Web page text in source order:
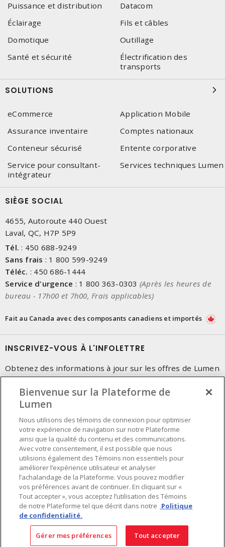
Puissance et distribution
Datacom
Éclairage
Fils et câbles
Domotique
Outillage
Santé et sécurité
Électrification des
transports
SOLUTIONS
eCommerce
Application Mobile
Assurance inventaire
Comptes nationaux
Conteneur sécurisé
Entente corporative
Service pour consultant-
intégrateur
Services techniques Lumen
SIÈGE SOCIAL
4655, Autoroute 440 Ouest
Laval, QC, H7P 5P9
Tél. : 450 688-9249
Sans frais : 1 800 599-9249
Téléc. : 450 686-1444
Service d'urgence : 1 800 363-0303 (Après les heures de
bureau - 17h00 et 7h00, Frais applicables)
Fait au Canada avec des composants canadiens et importés
INSCRIVEZ-VOUS À L'INFOLETTRE
Obtenez des informations à jour sur les offres de Lumen
Préférences en matière de cookies
Conditions d'utilisation
- © Lumen - Une compagnie de Sonepar 2026. Tous
droits réservés.
Bienvenue sur la Plateforme de
Lumen
Nous utilisons des témoins de connexion pour optimiser
votre expérience de navigation sur notre Plateforme
ainsi que la qualité du contenu et des communications.
Avec votre consentement, il est possible que nous
utilisions également des Témoins non essentiels pour
améliorer l’expérience utilisateur et analyser
l’achalandage de la Plateforme. Vous pouvez modifier
vos préférences avant de continuer. En cliquant sur «
Tout accepter », vous acceptez l’utilisation des Témoins
de notre Plateforme tel que décrit dans notre Politique
de confidentialité.
Gérer mes préférences Tout accepter